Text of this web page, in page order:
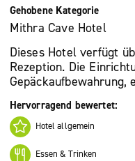
Gehobene Kategorie
Mithra Cave Hotel
Dieses Hotel verfügt
Rezeption. Die
Gepäckaufbewahrung,
Hervorragend bewertet:
Hotel allgemein
Essen & Trinken